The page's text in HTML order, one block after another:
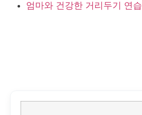
엄마와 건강한 거리두기 연습